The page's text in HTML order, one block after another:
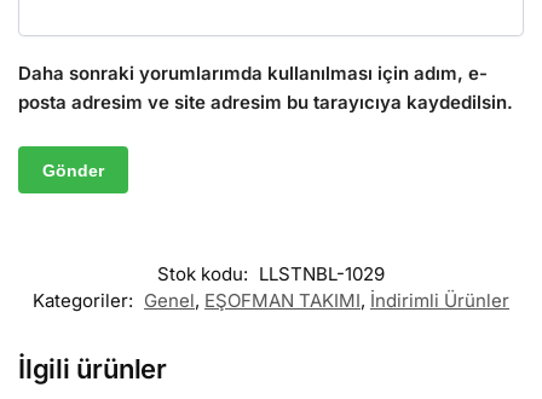
Daha sonraki yorumlarımda kullanılması için adım, e-
posta adresim ve site adresim bu tarayıcıya kaydedilsin.
Stok kodu: LLSTNBL-1029
Kategoriler: Genel, EŞOFMAN TAKIMI, İndirimli Ürünler
İlgili ürünler